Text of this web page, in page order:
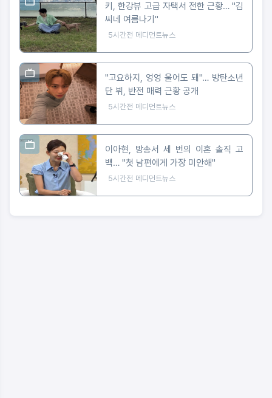
키, 한강뷰 고급 자택서 전한 근황… "김
씨네 여름나기"
5시간전 메디먼트뉴스
"고요하지, 엉엉 울어도 돼"… 방탄소년
단 뷔, 반전 매력 근황 공개
5시간전 메디먼트뉴스
이아현, 방송서 세 번의 이혼 솔직 고
백… "첫 남편에게 가장 미안해"
5시간전 메디먼트뉴스